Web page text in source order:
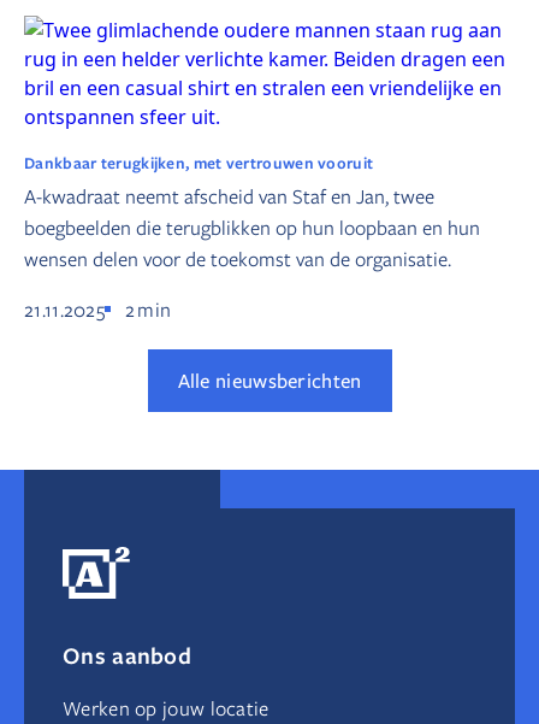
Dankbaar terugkijken, met vertrouwen vooruit
A-kwadraat neemt afscheid van Staf en Jan, twee
boegbeelden die terugblikken op hun loopbaan en hun
wensen delen voor de toekomst van de organisatie.
21.11.2025
2min
Alle nieuwsberichten
Ons aanbod
Werken op jouw locatie